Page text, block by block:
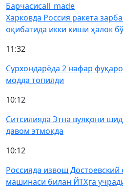
Барчасиcall_made
Харковда Россия ракета
оқибатида икки киши ҳалок
11:32
Сурхондарёда 2 нафар
модда топилди
10:12
Ситсилияда Этна вулқони
давом этмоқда
10:12
Россияда извош Достоевский
машинаси билан ЙТҲга